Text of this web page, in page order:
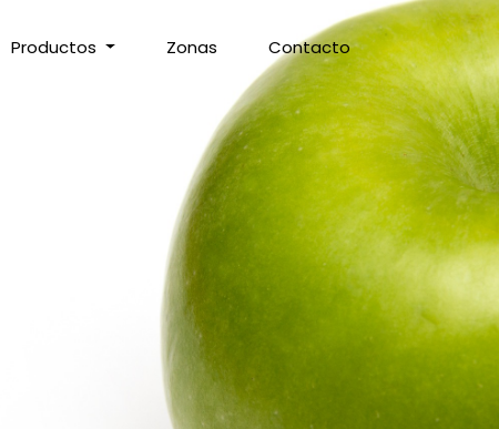
Productos Zonas Contacto